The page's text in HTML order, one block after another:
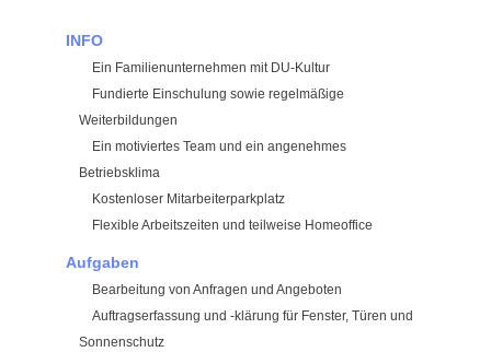
INFO
Ein Familienunternehmen mit DU-Kultur
Fundierte Einschulung sowie regelmäßige
Weiterbildungen
Ein motiviertes Team und ein angenehmes
Betriebsklima
Kostenloser Mitarbeiterparkplatz
Flexible Arbeitszeiten und teilweise Homeoffice
Aufgaben
Bearbeitung von Anfragen und Angeboten
Auftragserfassung und -klärung für Fenster, Türen und
Sonnenschutz